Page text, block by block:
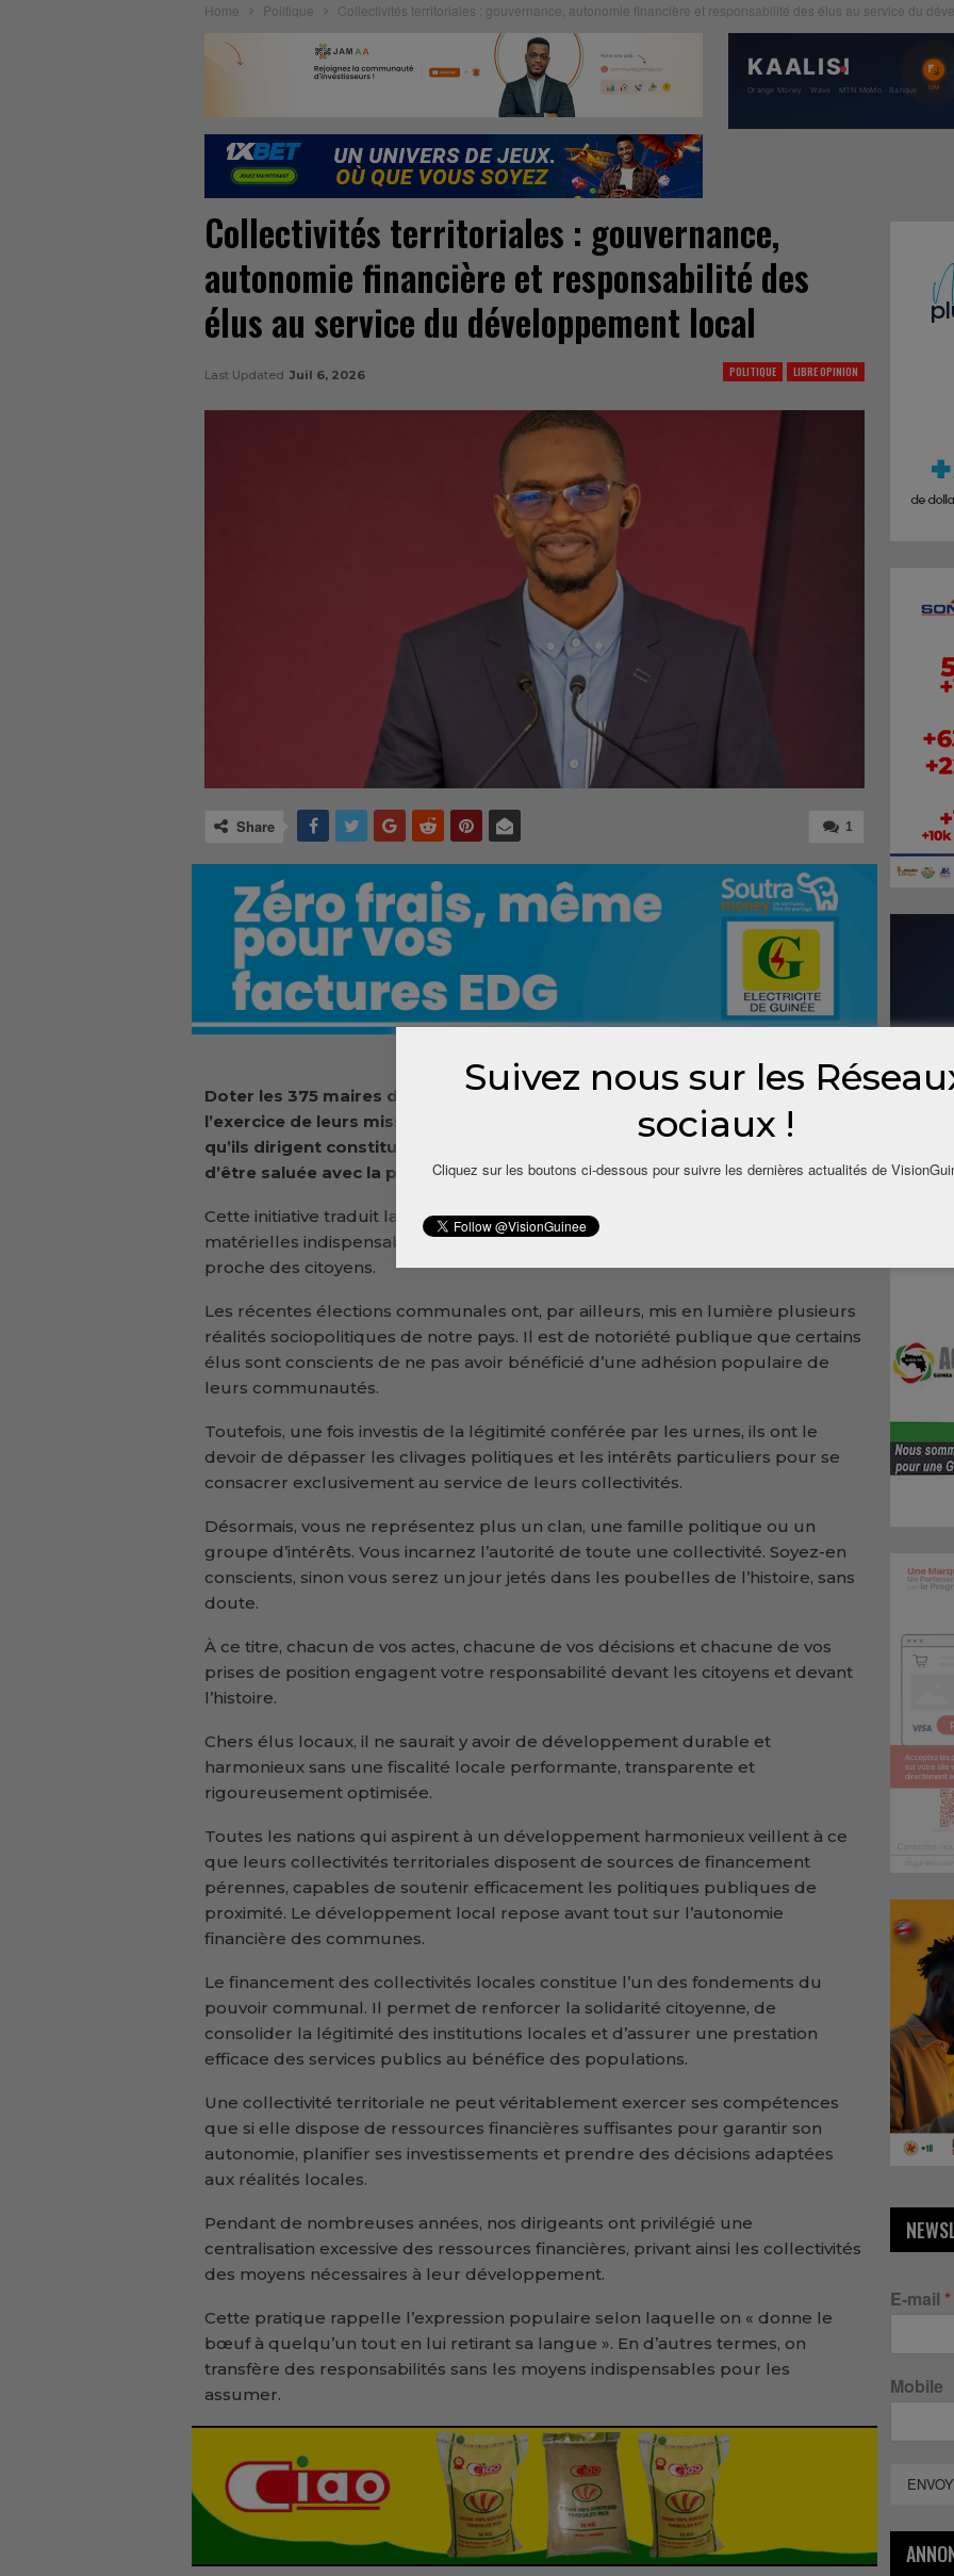
Home Politique Collectivités territoriales : gouvernance, autonomie financière et responsabilité des élus au service du
Collectivités territoriales : gouvernance,
autonomie financière et responsabilité des
élus au service du développement local
POLITIQUE LIBRE OPINION
Last Updated Juil 6, 2026
1
Share
Doter les 375 maires de véhicules tout-terrain (4×4) afin de faciliter
l’exercice de leurs missions dans les différentes collectivités territoriales
qu’ils dirigent constituerait une décision administrative majeure qui mérite
d’être saluée avec la plus grande considération.
Cette initiative traduit la volonté des autorités de créer les conditions
matérielles indispensables à une gouvernance locale plus efficace et plus
proche des citoyens.
Les récentes élections communales ont, par ailleurs, mis en lumière plusieurs
réalités sociopolitiques de notre pays. Il est de notoriété publique que certains
élus sont conscients de ne pas avoir bénéficié d’une adhésion populaire de
leurs communautés.
Toutefois, une fois investis de la légitimité conférée par les urnes, ils ont le
devoir de dépasser les clivages politiques et les intérêts particuliers pour se
consacrer exclusivement au service de leurs collectivités.
Désormais, vous ne représentez plus un clan, une famille politique ou un
groupe d’intérêts. Vous incarnez l’autorité de toute une collectivité. Soyez-en
conscients, sinon vous serez un jour jetés dans les poubelles de l’histoire, sans
doute.
À ce titre, chacun de vos actes, chacune de vos décisions et chacune de vos
prises de position engagent votre responsabilité devant les citoyens et devant
l’histoire.
Chers élus locaux, il ne saurait y avoir de développement durable et
harmonieux sans une fiscalité locale performante, transparente et
rigoureusement optimisée.
Toutes les nations qui aspirent à un développement harmonieux veillent à ce
que leurs collectivités territoriales disposent de sources de financement
pérennes, capables de soutenir efficacement les politiques publiques de
proximité. Le développement local repose avant tout sur l’autonomie
financière des communes.
Le financement des collectivités locales constitue l’un des fondements du
pouvoir communal. Il permet de renforcer la solidarité citoyenne, de
consolider la légitimité des institutions locales et d’assurer une prestation
efficace des services publics au bénéfice des populations.
Une collectivité territoriale ne peut véritablement exercer ses compétences
que si elle dispose de ressources financières suffisantes pour garantir son
autonomie, planifier ses investissements et prendre des décisions adaptées
aux réalités locales.
Pendant de nombreuses années, nos dirigeants ont privilégié une
centralisation excessive des ressources financières, privant ainsi les collectivités
des moyens nécessaires à leur développement.
Cette pratique rappelle l’expression populaire selon laquelle on « donne le
bœuf à quelqu’un tout en lui retirant sa langue ». En d’autres termes, on
transfère des responsabilités sans les moyens indispensables pour les
assumer.
E-mail *
Mobile
Suivez nous sur les
sociaux !
Cliquez sur les boutons ci-dessous pour suivre les dernières actualités de